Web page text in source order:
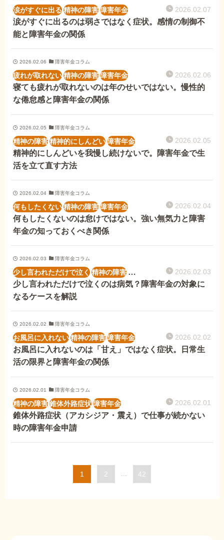
涙がすぐに出る 精神の障害 障害年金 2026.02.07
涙がすぐに出るのは弱さではなく症状。感情の制御不
能と障害年金の関係
2026.02.06 障害年金コラム
疲れが取れない 精神の障害 障害年金 2026.02.06
寝ても疲れが取れないのは年のせいではない。慢性的
な倦怠感と障害年金の関係
2026.02.05 障害年金コラム
精神の障害 精神的にしんどい 障害年金 2026.02.05
精神的にしんどいを我慢し続けないで。障害年金で生
活を立て直す方法
2026.02.04 障害年金コラム
何もしたくない 精神の障害 障害年金 2026.02.04
何もしたくないのは怠けではない。強い無気力と障害
年金の知っておくべき関係
2026.02.03 障害年金コラム
少し言われただけで泣く 精神の障害 障害年金 2026.02.03
少し言われただけで泣くのは病気？障害年金の対象に
なるケースを解説
2026.02.02 障害年金コラム
お風呂に入れない 精神の障害 障害年金 2026.02.02
お風呂に入れないのは「甘え」ではなく症状。日常生
活の限界と障害年金の関係
2026.02.01 障害年金コラム
精神の障害 錐体外路症状 障害年金 2026.02.01
錐体外路症状（アカシジア・震え）で仕事が続かない
時の障害年金申請
1 2 42